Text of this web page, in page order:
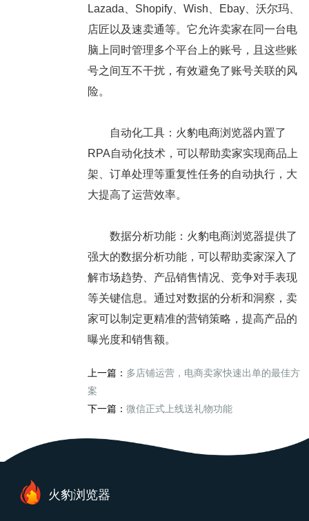
Lazada、Shopify、Wish、Ebay、沃尔玛、
店匠以及速卖通等。它允许卖家在同一台电
脑上同时管理多个平台上的账号，且这些账
号之间互不干扰，有效避免了账号关联的风
险。
自动化工具：火豹电商浏览器内置了
RPA自动化技术，可以帮助卖家实现商品上
架、订单处理等重复性任务的自动执行，大
大提高了运营效率。
数据分析功能：火豹电商浏览器提供了
强大的数据分析功能，可以帮助卖家深入了
解市场趋势、产品销售情况、竞争对手表现
等关键信息。通过对数据的分析和洞察，卖
家可以制定更精准的营销策略，提高产品的
曝光度和销售额。
上一篇： 多店铺运营，电商卖家快速出单的最佳方
案
下一篇： 微信正式上线送礼物功能
火豹浏览器